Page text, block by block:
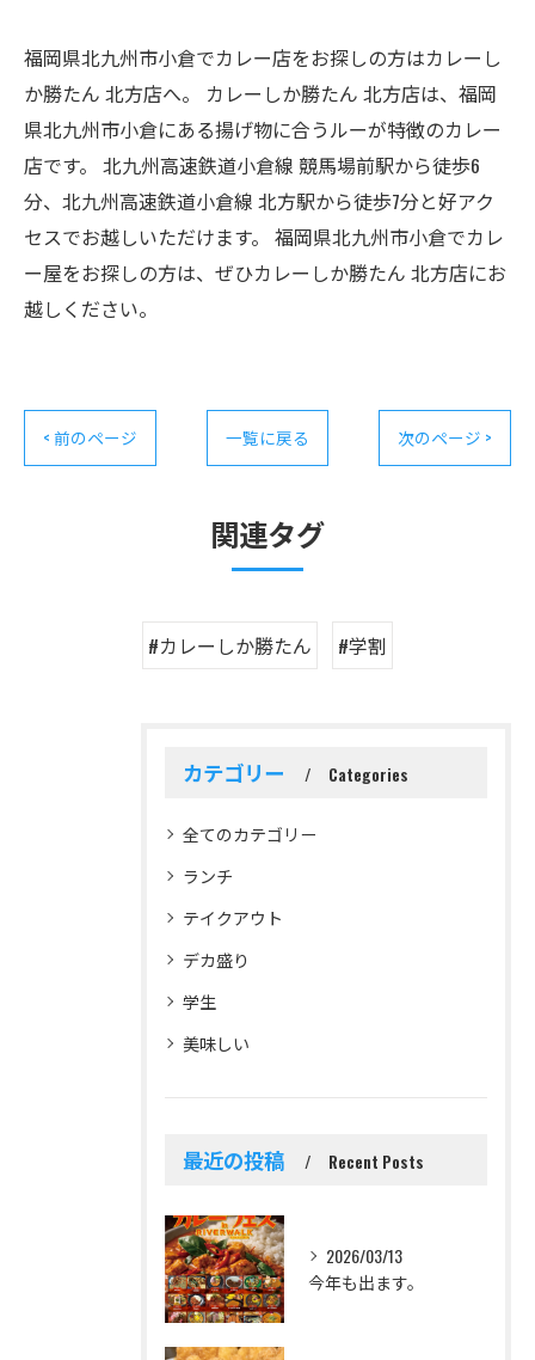
福岡県北九州市小倉でカレー店をお探しの方はカレーし
か勝たん 北方店へ。 カレーしか勝たん 北方店は、福岡
県北九州市小倉にある揚げ物に合うルーが特徴のカレー
店です。 北九州高速鉄道小倉線 競馬場前駅から徒歩6
分、北九州高速鉄道小倉線 北方駅から徒歩7分と好アク
セスでお越しいただけます。 福岡県北九州市小倉でカレ
ー屋をお探しの方は、ぜひカレーしか勝たん 北方店にお
越しください。
< 前のページ 一覧に戻る 次のページ >
関連タグ
#カレーしか勝たん #学割
カテゴリー Categories
全てのカテゴリー
ランチ
テイクアウト
デカ盛り
学生
美味しい
最近の投稿 Recent Posts
2026/03/13
今年も出ます。